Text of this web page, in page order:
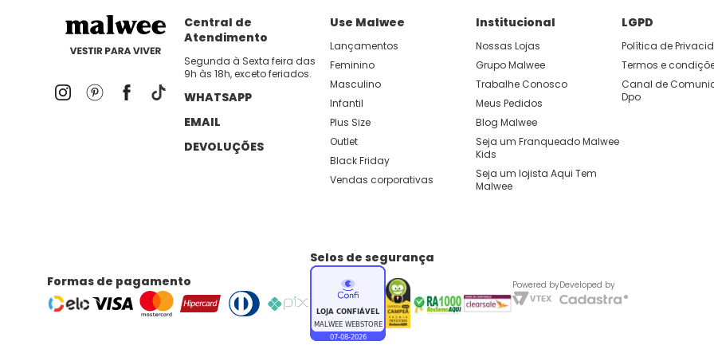
dia util!
Dos looks de trabalho ao momento de descanso, aqui você cria looks originais com combinações de cores e
lançamentos e novidades com preços
Central de
Atendimento
Segunda à Sexta feira das
9h às 18h, exceto feriados.
WHATSAPP
EMAIL
DEVOLUÇÕES
Use Malwee
Lançamentos
Feminino
Masculino
Infantil
Plus Size
Outlet
Black Friday
Vendas corporativas
Institucional
Nossas Lojas
Grupo Malwee
Trabalhe Conosco
Meus Pedidos
Blog Malwee
Seja um Franqueado Malwee
Kids
Seja um lojista Aqui Tem
Malwee
LGPD
Política de
Termos e
Canal de
Dpo
Formas de pagamento
Selos de segurança
Powered byDeveloped by